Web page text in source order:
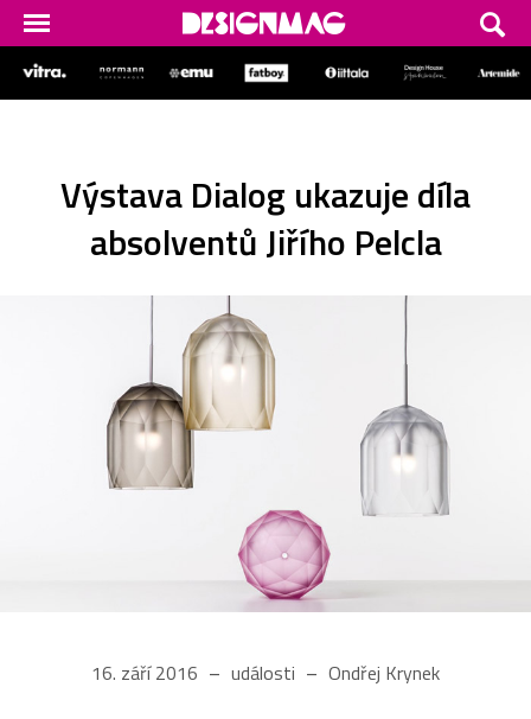
Výstava Dialog ukazuje díla
absolventů Jiřího Pelcla
16. září 2016 události Ondřej Krynek